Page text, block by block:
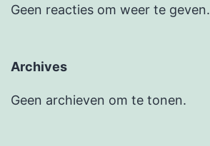
Geen reacties om weer te geven.
Archives
Geen archieven om te tonen.